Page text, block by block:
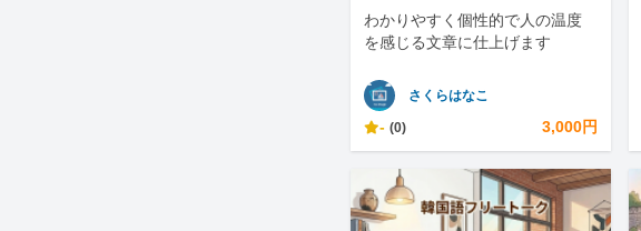
わかりやすく個性的で人の温度
を感じる文章に仕上げます
さくらはなこ
- (0) 3,000円